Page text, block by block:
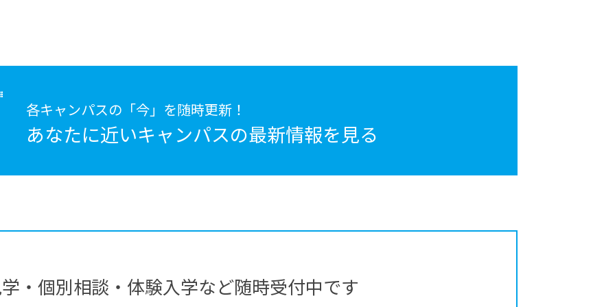
各キャンパスの「今」を随時更新！
あなたに近いキャンパスの最新情報を見る
・個別相談・体験入学など随時受付中です